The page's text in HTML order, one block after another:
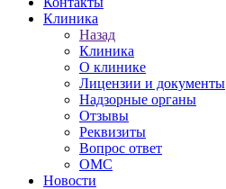
Клиника
Назад
Клиника
О клинике
Лицензии и документы
Надзорные органы
Отзывы
Реквизиты
Вопрос ответ
ОМС
Новости